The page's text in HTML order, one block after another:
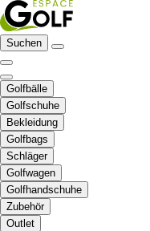
Suchen
Golfbälle
Golfschuhe
Bekleidung
Golfbags
Schläger
Golfwagen
Golfhandschuhe
Zubehör
Outlet